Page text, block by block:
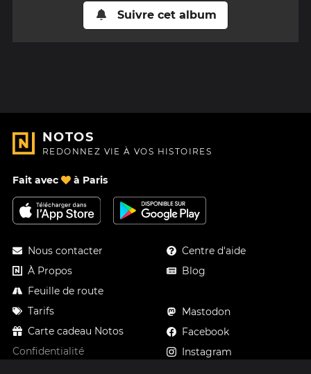
Suivre cet album
NOTOS
REDONNEZ VIE À VOS HISTOIRES
Fait avec à Paris
Nous contacter
À Propos
Feuille de route
Tarifs
Carte cadeau Notos
Confidentialité
Centre d'aide
Blog
Mastodon
Facebook
Instagram